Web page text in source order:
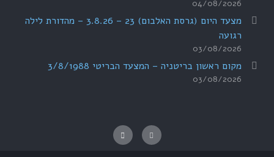
04/08/2026
מצעד היום (גרסת האלבום) 23 – 3.8.26 – מהדורת לילה
רגועה
03/08/2026
מקום ראשון בריטניה – המצעד הבריטי 3/8/1988
03/08/2026